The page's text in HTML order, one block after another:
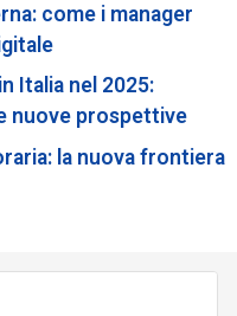
come i manager
Italia nel 2025:
nuove prospettive
la nuova frontiera